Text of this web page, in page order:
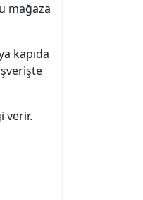
mağaza
kapıda
verir.